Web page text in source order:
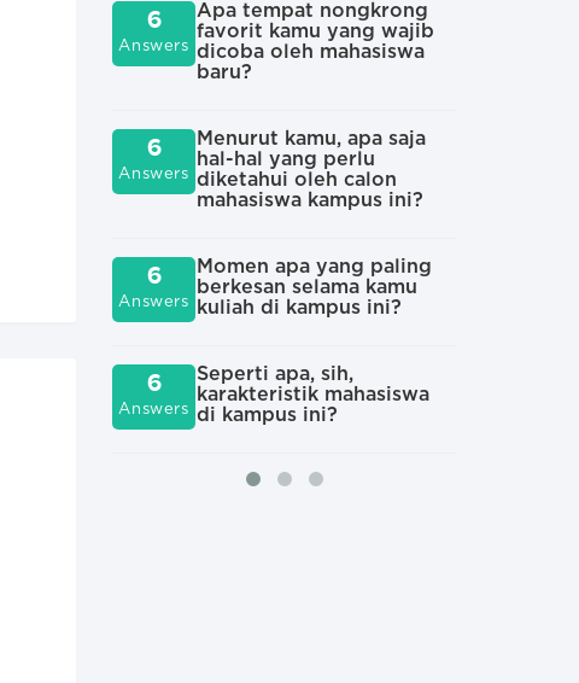
6
Answers
Apa tempat nongkrong
favorit kamu yang wajib
dicoba oleh mahasiswa
baru?
6
Answers
Menurut kamu, apa saja
hal-hal yang perlu
diketahui oleh calon
mahasiswa kampus ini?
6
Answers
Momen apa yang paling
berkesan selama kamu
kuliah di kampus ini?
6
Answers
Seperti apa, sih,
karakteristik mahasiswa
di kampus ini?